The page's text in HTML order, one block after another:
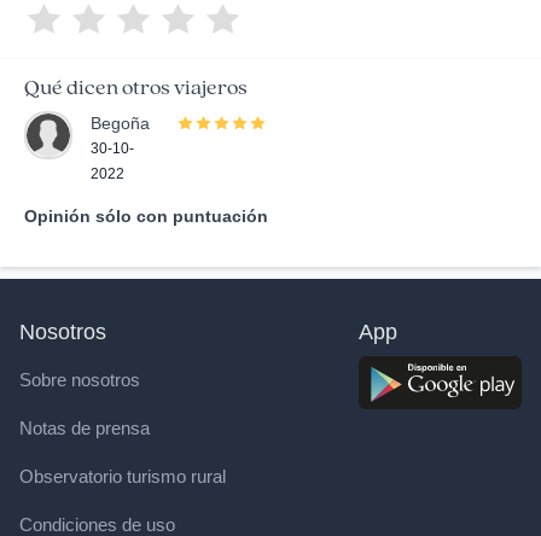
Qué dicen otros viajeros
Begoña
30-10-
2022
Opinión sólo con puntuación
Nosotros
Sobre nosotros
Notas de prensa
Observatorio turismo rural
Condiciones de uso
App